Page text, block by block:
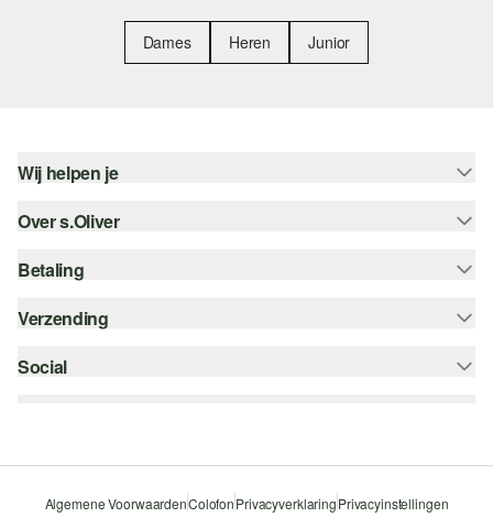
Dames Heren Junior
Wij helpen je
Help - FAQ
Maattabel
Top categorieën
Over s.Oliver
Nieuwsbrief
s.Oliver Card
Duurzaamheid
Storefinder
Betaling
Koop op rekening
Creditcard
Bancontact
Beveiligde SSL-Verbinding
Verzending
bpost
Social
Algemene VoorwaardenColofonPrivacyverklaringPrivacyinstellingen